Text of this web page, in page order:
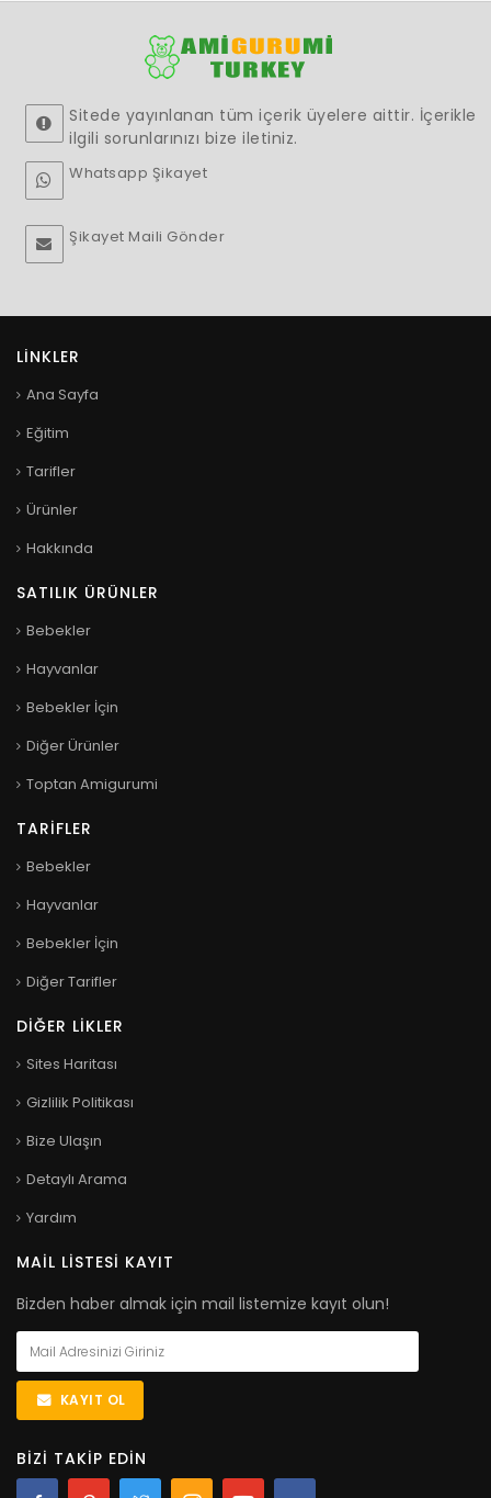
Sitede yayınlanan tüm içerik üyelere aittir. İçerikle
ilgili sorunlarınızı bize iletiniz.
Whatsapp Şikayet
Şikayet Maili Gönder
LINKLER
Ana Sayfa
Eğitim
Tarifler
Ürünler
Hakkında
SATILIK ÜRÜNLER
Bebekler
Hayvanlar
Bebekler İçin
Diğer Ürünler
Toptan Amigurumi
TARIFLER
Bebekler
Hayvanlar
Bebekler İçin
Diğer Tarifler
DIĞER LIKLER
Sites Haritası
Gizlilik Politikası
Bize Ulaşın
Detaylı Arama
Yardım
MAIL LISTESI KAYIT
Bizden haber almak için mail listemize kayıt olun!
KAYIT OL
BIZI TAKIP EDIN